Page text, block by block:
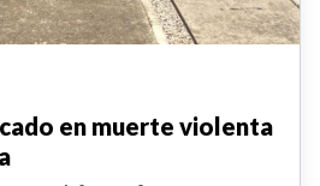
en muerte violenta